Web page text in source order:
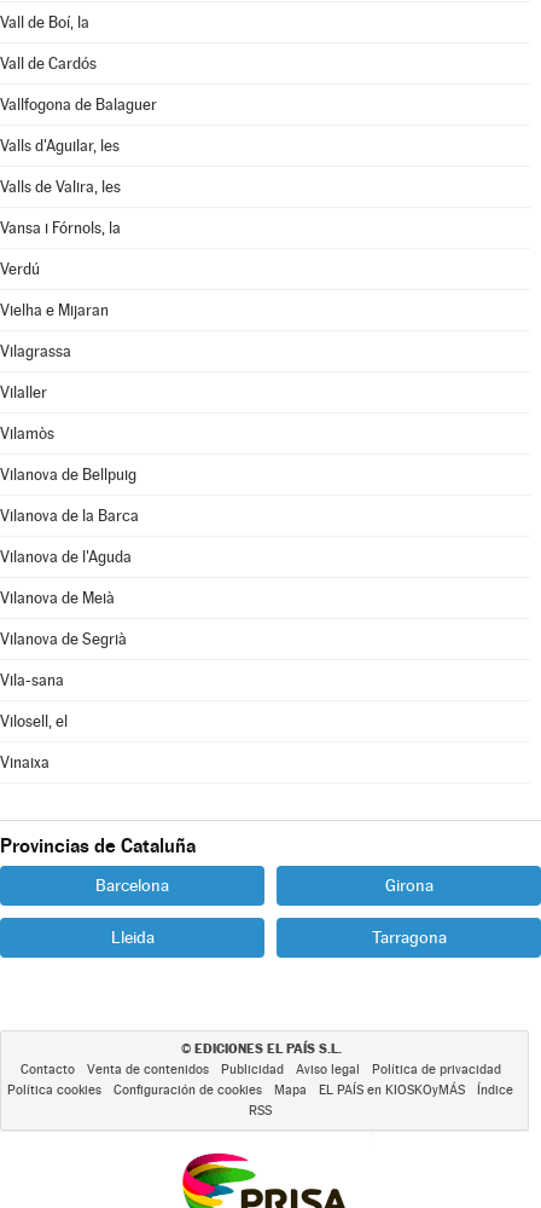
Vall de Boí, la
Vall de Cardós
Vallfogona de Balaguer
Valls d'Aguilar, les
Valls de Valira, les
Vansa i Fórnols, la
Verdú
Vielha e Mijaran
Vilagrassa
Vilaller
Vilamòs
Vilanova de Bellpuig
Vilanova de la Barca
Vilanova de l'Aguda
Vilanova de Meià
Vilanova de Segrià
Vila-sana
Vilosell, el
Vinaixa
Provincias de Cataluña
Barcelona Girona
Lleida Tarragona
© EDICIONES EL PAÍS S.L.
Contacto Venta de contenidos Publicidad Aviso legal
Política de privacidad
Política cookies
Configuración de cookies Mapa EL PAÍS en KIOSKOyMÁS
Índice
RSS